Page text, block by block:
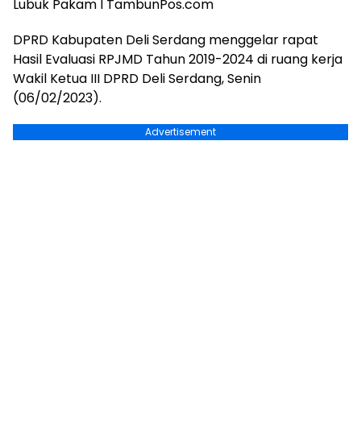
Lubuk Pakam I TambunPos.com
DPRD Kabupaten Deli Serdang menggelar rapat
Hasil Evaluasi RPJMD Tahun 2019-2024 di ruang kerja
Wakil Ketua III DPRD Deli Serdang, Senin
(06/02/2023).
Advertisement